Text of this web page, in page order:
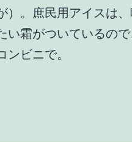
）。庶民用アイスは
い霜がついているの
ンビニで。